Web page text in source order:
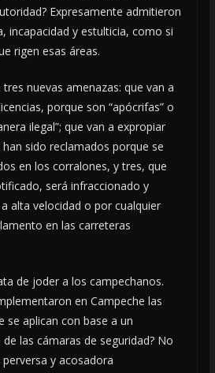
Expresamente admitieron
incapacidad y estulticia, como si
rigen esas áreas.
nuevas amenazas: que van a
porque son “apócrifas” o
ilegal”; que van a expropiar
sido reclamados porque se
en los corralones, y tres, que
será infraccionado y
alta velocidad o por cualquier
en las carreteras
de joder a los campechanos.
en Campeche las
se aplican con base a un
las cámaras de seguridad? No
y acosadora